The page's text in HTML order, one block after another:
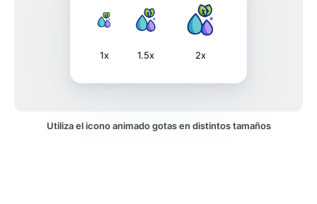
1x 1.5x 2x
Utiliza el icono animado gotas en distintos tamaños